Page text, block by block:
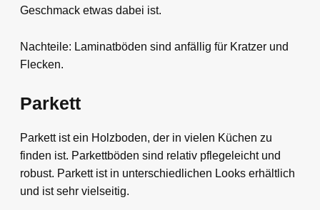
Geschmack etwas dabei ist.
Nachteile: Laminatböden sind anfällig für Kratzer und
Flecken.
Parkett
Parkett ist ein Holzboden, der in vielen Küchen zu
finden ist. Parkettböden sind relativ pflegeleicht und
robust. Parkett ist in unterschiedlichen Looks erhältlich
und ist sehr vielseitig.